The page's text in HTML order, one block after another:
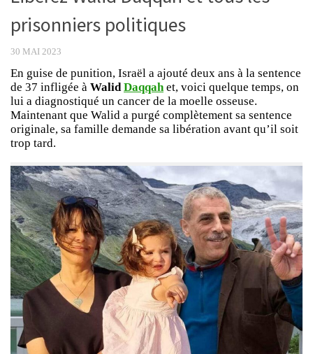
prisonniers politiques
30 MAI 2023
En guise de punition, Israël a ajouté deux ans à la sentence
de 37 infligée à WalidDaqqahet, voici quelque temps, on
lui a diagnostiqué un cancer de la moelle osseuse.
Maintenant que Walid a purgé complètement sa sentence
originale, sa famille demande sa libération avant qu’il soit
trop tard.